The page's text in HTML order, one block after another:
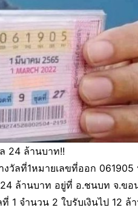
24 ล้านบาท!!
งวัลที่1หมายเลขที่ออก 061905
ล้านบาท อยู่ที่ อ.ชนบท จ.ขอ
1 จำนวน 2 ใบรับเงินไป 12 ล้